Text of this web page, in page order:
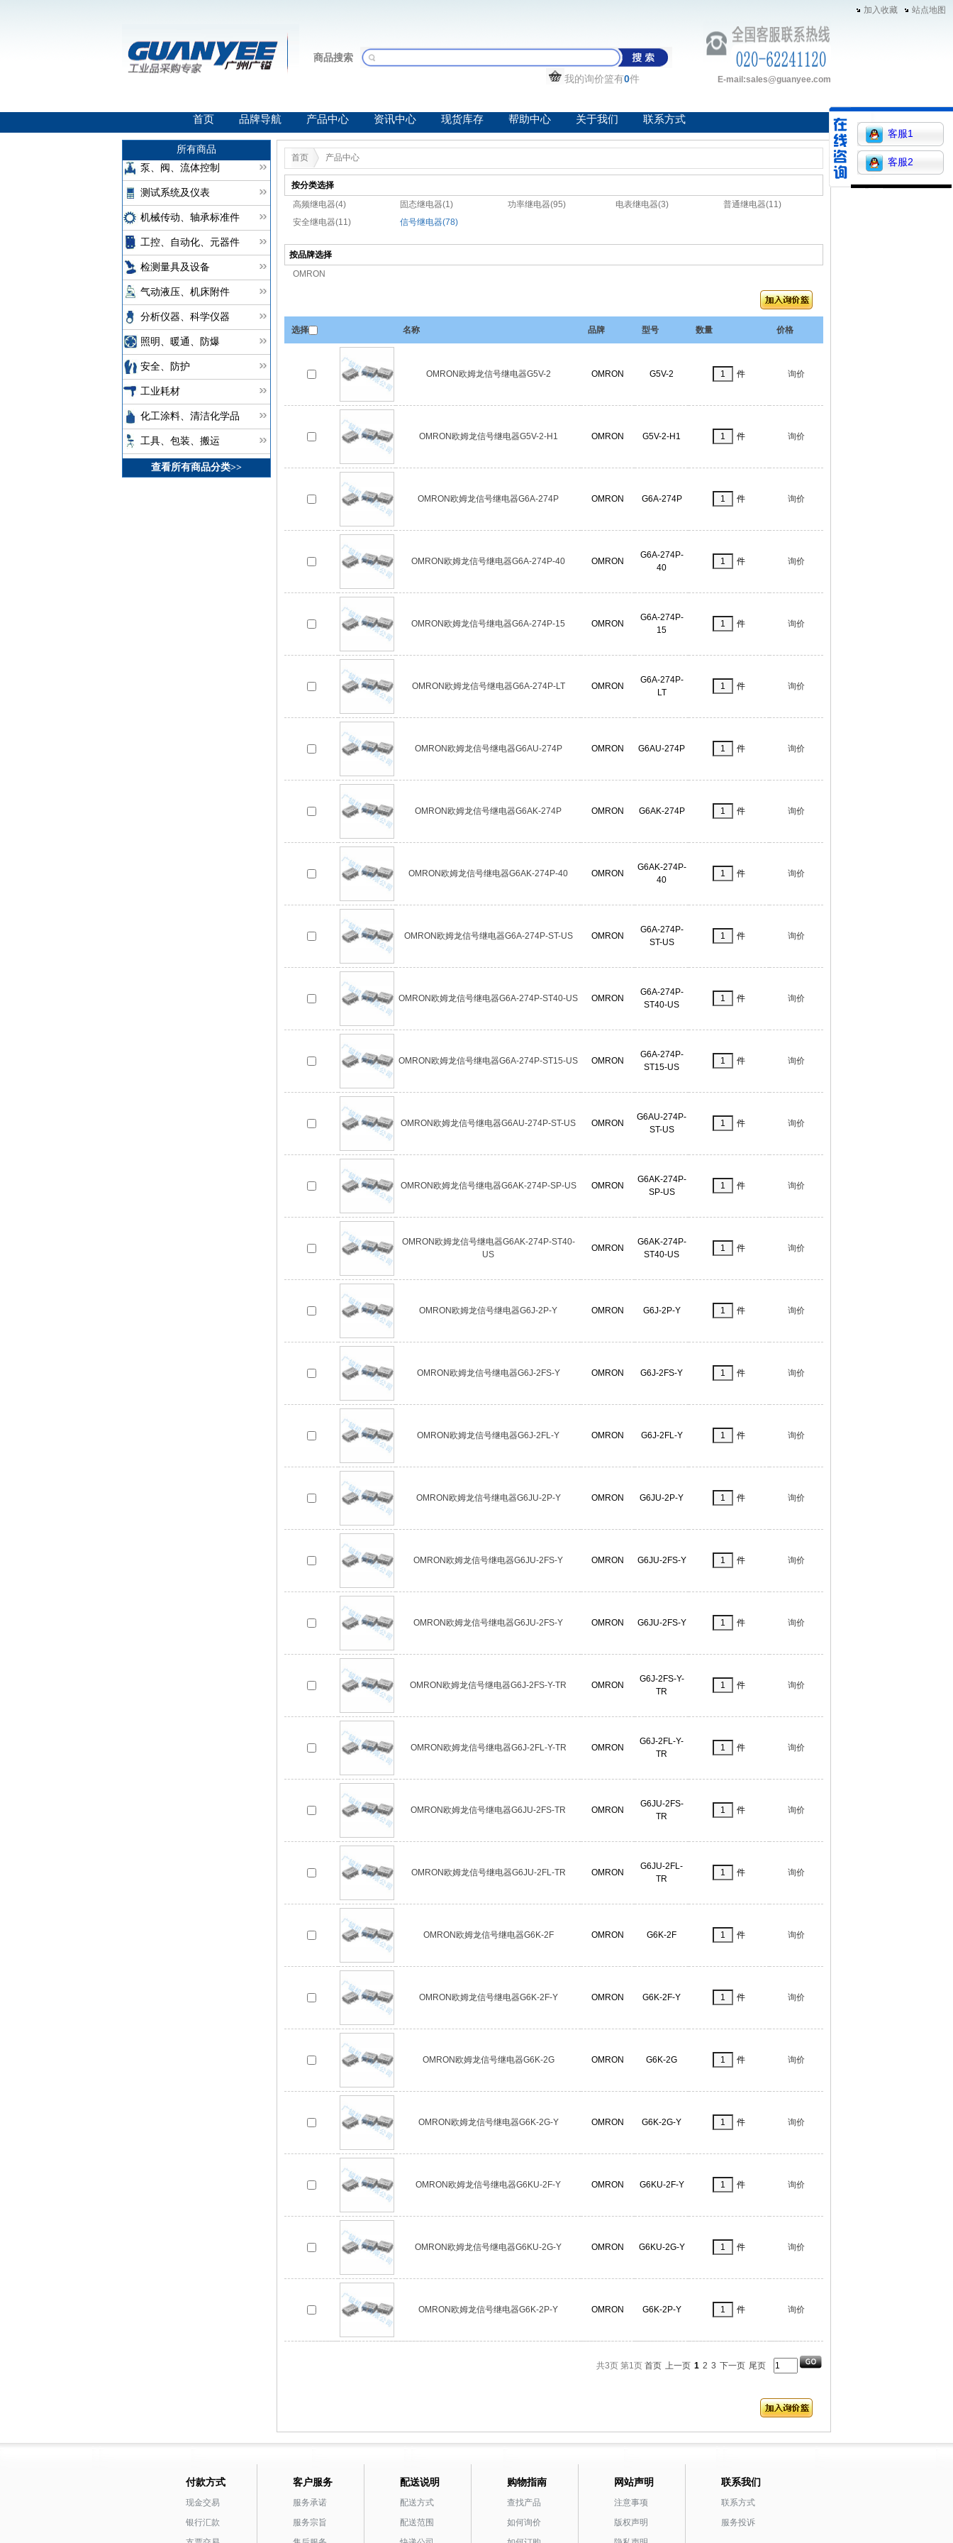
客服1
客服2
加入收藏 站点地图
商品搜索
我的询价篮有0件 E-mail:sales@guanyee.com
首页 品牌导航 产品中心 资讯中心 现货库存 帮助中心 关于我们 联系方式
所有商品
泵、阀、流体控制
测试系统及仪表
机械传动、轴承标准件
工控、自动化、元器件
检测量具及设备
气动液压、机床附件
分析仪器、科学仪器
照明、暖通、防爆
安全、防护
工业耗材
化工涂料、清洁化学品
工具、包装、搬运
查看所有商品分类>>
首页 产品中心
按分类选择
高频继电器(4)
固态继电器(1) 功率继电器(95) 电表继电器(3)
普通继电器(11)
安全继电器(11)
信号继电器(78)
按品牌选择
OMRON
选择 名称 品牌 型号 数量 价格
OMRON欧姆龙信号继电器G5V-2 OMRON G5V-2 件 询价
OMRON欧姆龙信号继电器G5V-2-H1 OMRON G5V-2-H1 件 询价
OMRON欧姆龙信号继电器G6A-274P OMRON G6A-274P 件 询价
OMRON欧姆龙信号继电器G6A-274P-40 OMRON
G6A-274P-
40
件 询价
OMRON欧姆龙信号继电器G6A-274P-15 OMRON
G6A-274P-
15
件 询价
OMRON欧姆龙信号继电器G6A-274P-LT OMRON
G6A-274P-
LT
件 询价
OMRON欧姆龙信号继电器G6AU-274P OMRON G6AU-274P 件 询价
OMRON欧姆龙信号继电器G6AK-274P OMRON G6AK-274P 件 询价
OMRON欧姆龙信号继电器G6AK-274P-40 OMRON
G6AK-274P-
40
件 询价
OMRON欧姆龙信号继电器G6A-274P-ST-US OMRON
G6A-274P-
ST-US
件 询价
OMRON欧姆龙信号继电器G6A-274P-ST40-US OMRON
G6A-274P-
ST40-US
件 询价
OMRON欧姆龙信号继电器G6A-274P-ST15-US OMRON
G6A-274P-
ST15-US
件 询价
OMRON欧姆龙信号继电器G6AU-274P-ST-US OMRON
G6AU-274P-
ST-US
件 询价
OMRON欧姆龙信号继电器G6AK-274P-SP-US OMRON
G6AK-274P-
SP-US
件 询价
OMRON欧姆龙信号继电器G6AK-274P-ST40-
US
OMRON
G6AK-274P-
ST40-US
件 询价
OMRON欧姆龙信号继电器G6J-2P-Y OMRON G6J-2P-Y 件 询价
OMRON欧姆龙信号继电器G6J-2FS-Y OMRON G6J-2FS-Y 件 询价
OMRON欧姆龙信号继电器G6J-2FL-Y OMRON G6J-2FL-Y 件 询价
OMRON欧姆龙信号继电器G6JU-2P-Y OMRON G6JU-2P-Y 件 询价
OMRON欧姆龙信号继电器G6JU-2FS-Y OMRON G6JU-2FS-Y 件 询价
OMRON欧姆龙信号继电器G6JU-2FS-Y OMRON G6JU-2FS-Y 件 询价
OMRON欧姆龙信号继电器G6J-2FS-Y-TR OMRON
G6J-2FS-Y-
TR
件 询价
OMRON欧姆龙信号继电器G6J-2FL-Y-TR OMRON
G6J-2FL-Y-
TR
件 询价
OMRON欧姆龙信号继电器G6JU-2FS-TR OMRON
G6JU-2FS-
TR
件 询价
OMRON欧姆龙信号继电器G6JU-2FL-TR OMRON
G6JU-2FL-
TR
件 询价
OMRON欧姆龙信号继电器G6K-2F OMRON G6K-2F 件 询价
OMRON欧姆龙信号继电器G6K-2F-Y OMRON G6K-2F-Y 件 询价
OMRON欧姆龙信号继电器G6K-2G OMRON G6K-2G 件 询价
OMRON欧姆龙信号继电器G6K-2G-Y OMRON G6K-2G-Y 件 询价
OMRON欧姆龙信号继电器G6KU-2F-Y OMRON G6KU-2F-Y 件 询价
OMRON欧姆龙信号继电器G6KU-2G-Y OMRON G6KU-2G-Y 件 询价
OMRON欧姆龙信号继电器G6K-2P-Y OMRON G6K-2P-Y 件 询价
共3页 第1页 首页 上一页 1 2 3 下一页 尾页
付款方式
现金交易
银行汇款
客户服务
服务承诺
服务宗旨
配送说明
配送方式
配送范围
购物指南
查找产品
如何询价
网站声明
注意事项
版权声明
联系我们
联系方式
服务投诉